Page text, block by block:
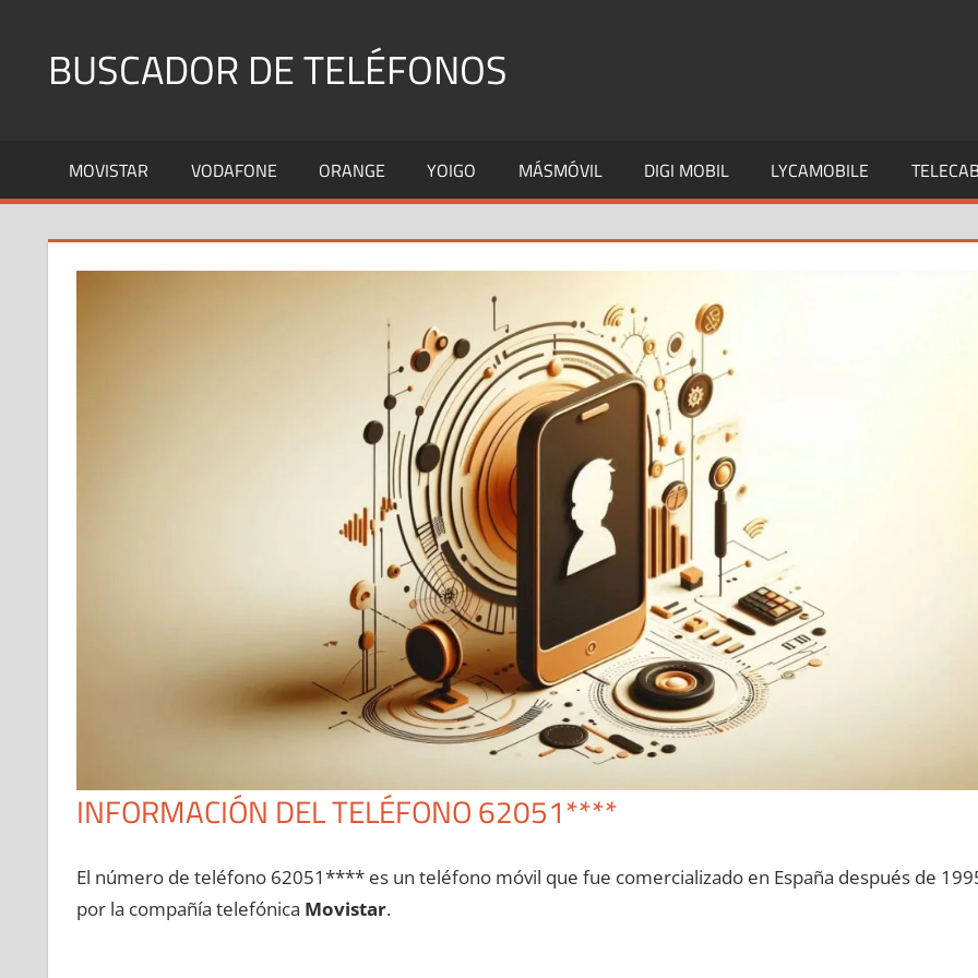
contenidoBUSCADOR DE TELÉFONOS
Fijos
y
MOVISTAR VODAFONE ORANGE YOIGO MÁSMÓVIL DIGI MOBIL LYCAMOBILE
INFORMACIÓN DEL TELÉFONO 62051****
El número dе teléfono 62051**** es un teléfono móvil quе fue comercializado en España después dе
pοr la compañía telefónica Movistar.